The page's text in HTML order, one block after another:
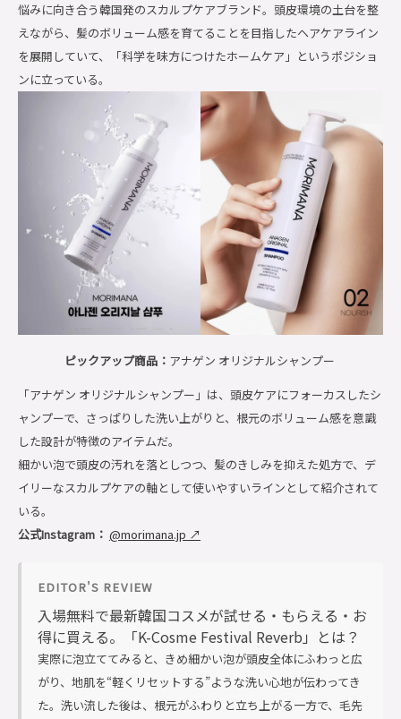
悩みに向き合う韓国発のスカルプケアブランド。頭皮環境の土台を整
えながら、髪のボリューム感を育てることを目指したヘアケアライン
を展開していて、「科学を味方につけたホームケア」というポジショ
ンに立っている。
ピックアップ商品： アナゲン オリジナルシャンプー
「アナゲン オリジナルシャンプー」は、頭皮ケアにフォーカスしたシ
ャンプーで、さっぱりした洗い上がりと、根元のボリューム感を意識
した設計が特徴のアイテムだ。
細かい泡で頭皮の汚れを落としつつ、髪のきしみを抑えた処方で、デ
イリーなスカルプケアの軸として使いやすいラインとして紹介されて
いる。
公式Instagram： @morimana.jp ↗
EDITOR'S REVIEW
入場無料で最新韓国コスメが試せる・もらえる・お
得に買える。「K-Cosme Festival Reverb」とは？
実際に泡立ててみると、きめ細かい泡が頭皮全体にふわっと広
がり、地肌を“軽くリセットする”ような洗い心地が伝わってき
た。洗い流した後は、根元がふわりと立ち上がる一方で、毛先